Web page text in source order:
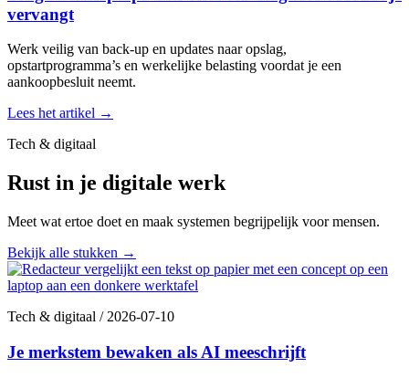
vervangt
Werk veilig van back-up en updates naar opslag,
opstartprogramma’s en werkelijke belasting voordat je een
aankoopbesluit neemt.
Lees het artikel →
Tech & digitaal
Rust in je digitale werk
Meet wat ertoe doet en maak systemen begrijpelijk voor mensen.
Bekijk alle stukken →
Tech & digitaal /2026-07-10
Je merkstem bewaken als AI meeschrijft